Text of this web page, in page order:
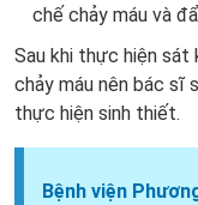
chế chảy máu và
Sau khi thực hiện sát
chảy máu nên bác sĩ
thực hiện sinh thiết.
Bệnh viện